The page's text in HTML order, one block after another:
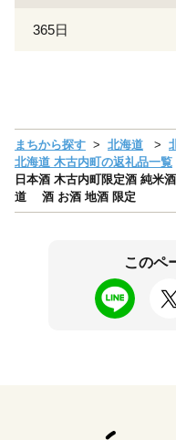
365日
まちから探す 北海道
北海道 木古内町の返礼品一覧
日本酒 木古内町限定酒 純米
道 酒 お酒 地酒 限定
このペ